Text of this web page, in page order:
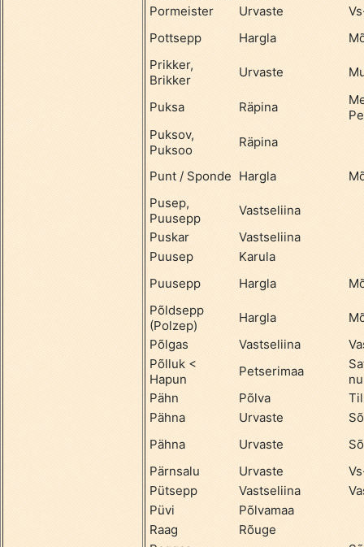
Pormeister
Urvaste
Pottsepp
Hargla
Prikker,
Brikker
Urvaste
Puksa Räpina
Puksov,
Puksoo
Räpina
Punt / Sponde Hargla
Pusep,
Puusepp
Vastseliina
Puskar
Vastseliina
Puusep
Karula
Puusepp
Hargla
Põldsepp
(Polzep)
Hargla
Põlgas
Vastseliina
Põlluk <
Hapun
Petserimaa
Pähn
Põlva
Pähna
Urvaste
Pähna
Urvaste
Pärnsalu
Urvaste
Pütsepp
Vastseliina
Püvi
Põlvamaa
Raag
Rõuge